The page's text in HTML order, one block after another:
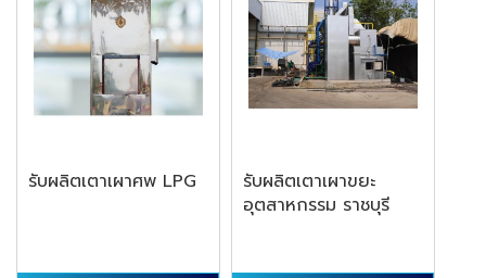
รับผลิตเตาเผาศพ LPG
รับผลิตเตาเผาขยะ
อุตสาหกรรม ราชบุรี